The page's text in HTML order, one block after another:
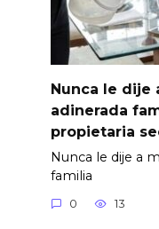
Nunca le dije
adinerada
propietaria
Nunca le dije a
familia
0 13